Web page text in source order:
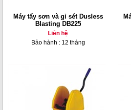
Máy tẩy sơn và gỉ sét Dusless
Blasting DB225
Liên hệ
Bảo hành : 12 tháng